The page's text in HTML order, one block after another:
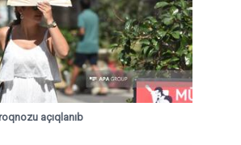
açıqlanıb